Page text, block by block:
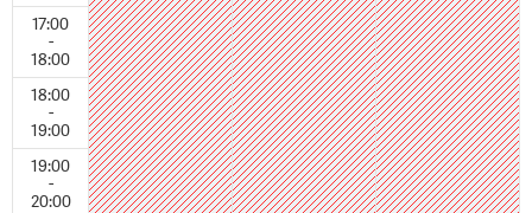
17:00
-
18:00
18:00
-
19:00
19:00
-
20:00